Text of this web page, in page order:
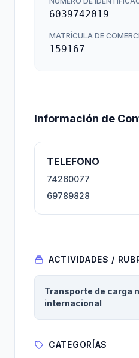
6039742019
MATRÍCULA DE
159167
Información de
TELEFONO
74260077
69789828
ACTIVIDADES /
Transporte de carga
internacional
CATEGORÍAS